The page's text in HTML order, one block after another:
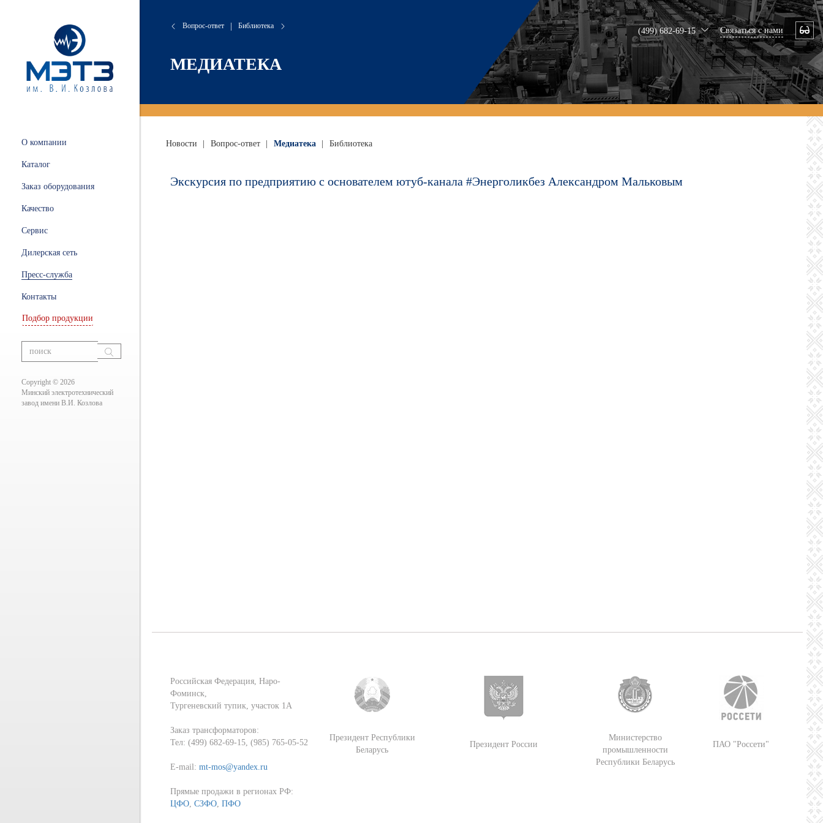
О компании
Каталог
Заказ оборудования
Качество
Сервис
Дилерская сеть
Пресс-служба
Контакты
Подбор продукции
Copyright © 2026
Минский электротехнический
завод имени В.И. Козлова
Вопрос-ответ Библиотека
МЕДИАТЕКА
(499) 682-69-15 Связаться с нами
Новости Вопрос-ответ Медиатека Библиотека
Экскурсия по предприятию с основателем ютуб-канала #Энерголикбез Александром Мальковым
Российская Федерация, Наро-
Фоминск,
Тургеневский тупик, участок 1А
Заказ трансформаторов:
Тел: (499) 682-69-15, (985) 765-05-52
E-mail:mt-mos@yandex.ru
Прямые продажи в регионах РФ:
ЦФО,СЗФО,ПФО
Президент Республики
Беларусь
Президент России
Министерство
промышленности
Республики Беларусь
ПАО "Россети"